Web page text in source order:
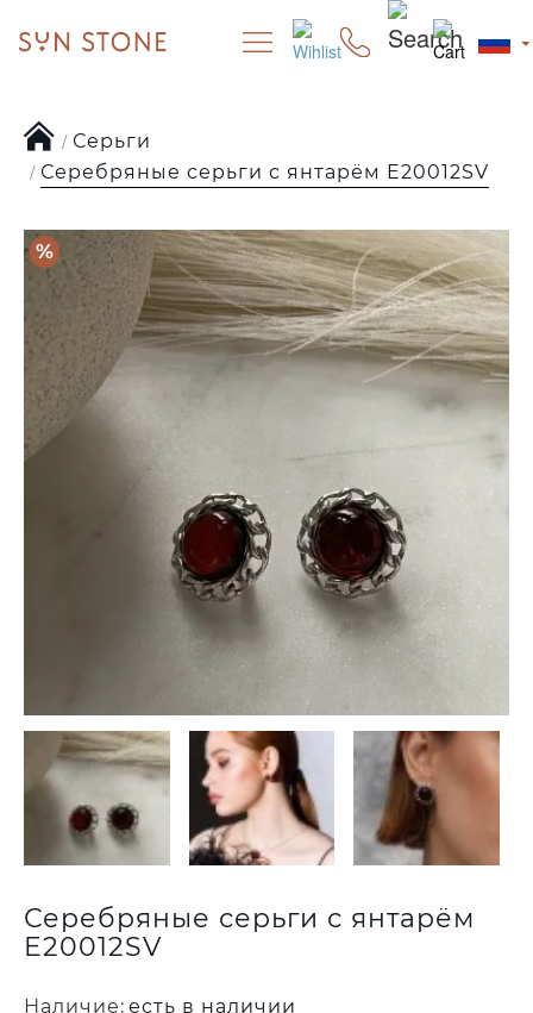
Серьги
Серебряные серьги с янтарём E20012SV
%
Серебряные серьги с янтарём
E20012SV
Наличие: есть в наличии